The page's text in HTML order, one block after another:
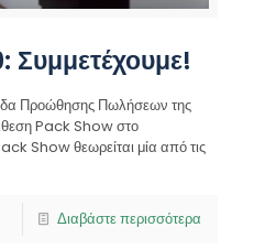
Προώθησης Πωλήσεων της
Pack Show στο
Show θεωρείται μία από τις
Διαβάστε περισσότερα